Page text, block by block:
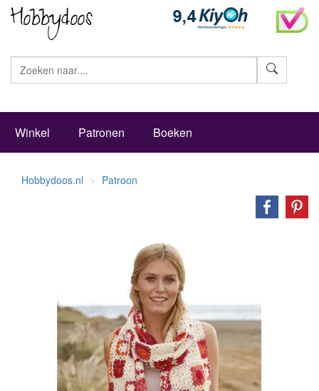
Winkel Patronen Boeken
Hobbydoos.nl Patroon